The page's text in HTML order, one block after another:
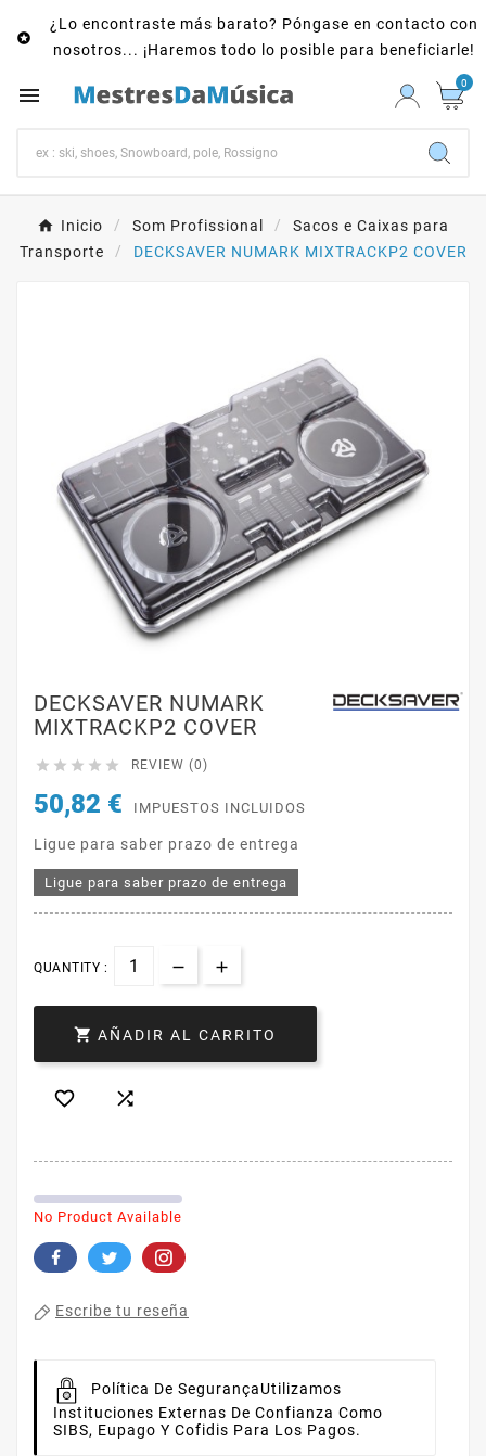

¿Lo encontraste más barato? Póngase en contacto con
nosotros... ¡Haremos todo lo posible para beneficiarle!
 0
Inicio Som Profissional
Sacos e Caixas para
Transporte
DECKSAVER NUMARK MIXTRACKP2 COVER
DECKSAVER NUMARK
MIXTRACKP2 COVER
     REVIEW (0)
50,82 € IMPUESTOS INCLUIDOS
Ligue para saber prazo de entrega
Ligue para saber prazo de entrega
QUANTITY :
 AÑADIR AL CARRITO
 
No Product Available
Escribe tu reseña
Política De SegurançaUtilizamos
Instituciones Externas De Confianza Como
SIBS, Eupago Y Cofidis Para Los Pagos.